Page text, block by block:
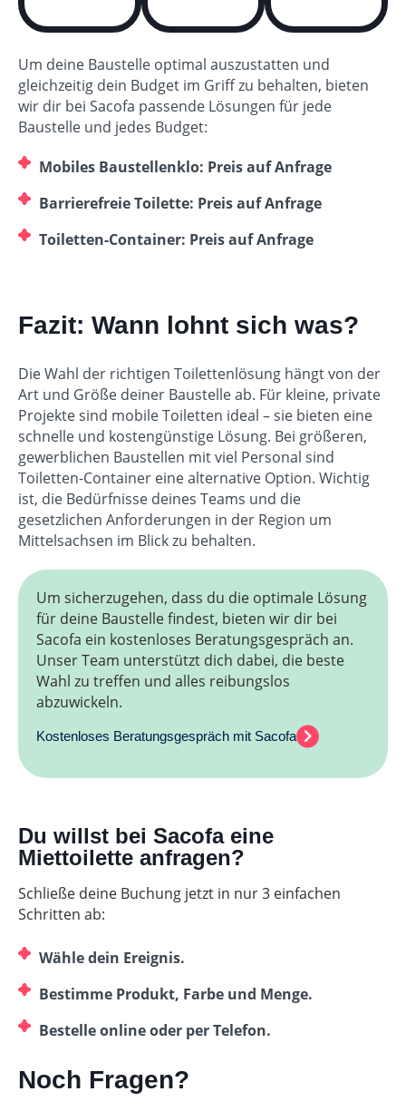
Um deine Baustelle optimal auszustatten und
gleichzeitig dein Budget im Griff zu behalten, bieten
wir dir bei Sacofa passende Lösungen für jede
Baustelle und jedes Budget:
Mobiles Baustellenklo: Preis auf Anfrage
Barrierefreie Toilette: Preis auf Anfrage
Toiletten-Container: Preis auf Anfrage
Fazit: Wann lohnt sich was?
Die Wahl der richtigen Toilettenlösung hängt von der
Art und Größe deiner Baustelle ab. Für kleine, private
Projekte sind mobile Toiletten ideal – sie bieten eine
schnelle und kostengünstige Lösung. Bei größeren,
gewerblichen Baustellen mit viel Personal sind
Toiletten-Container eine alternative Option. Wichtig
ist, die Bedürfnisse deines Teams und die
gesetzlichen Anforderungen in der Region um
Mittelsachsen im Blick zu behalten.
Um sicherzugehen, dass du die optimale Lösung
für deine Baustelle findest, bieten wir dir bei
Sacofa ein kostenloses Beratungsgespräch an.
Unser Team unterstützt dich dabei, die beste
Wahl zu treffen und alles reibungslos
abzuwickeln.
Kostenloses Beratungsgespräch mit Sacofa
Du willst bei Sacofa eine
Miettoilette anfragen?
Schließe deine Buchung jetzt in nur 3 einfachen
Schritten ab:
Wähle dein Ereignis.
Bestimme Produkt, Farbe und Menge.
Bestelle online oder per Telefon.
Noch Fragen?